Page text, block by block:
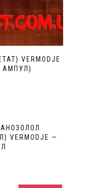
VERMODJE
АМПУЛ)
VERMODJE —